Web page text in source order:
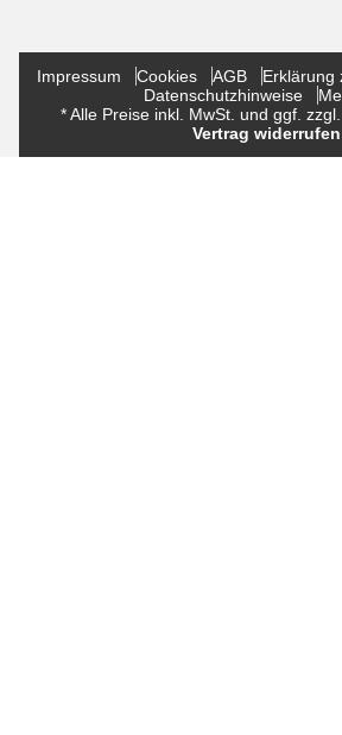
Impressum Cookies AGB
Erklärung
Datenschutzhinweise
* Alle Preise inkl. MwSt. und ggf.
Vertrag widerrufen